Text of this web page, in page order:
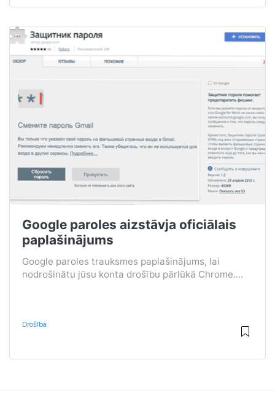
Google paroles aizstāvja oficiālais
paplašinājums
Google paroles trauksmes paplašinājums, lai
nodrošinātu jūsu konta drošību pārlūkā Chrome....
Drošība